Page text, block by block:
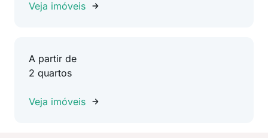
Veja imóveis
A partir de
2 quartos
Veja imóveis